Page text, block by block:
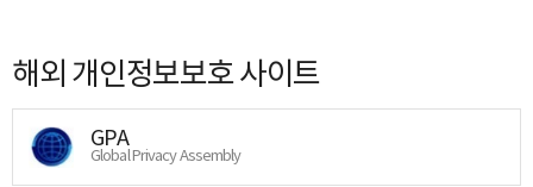
해외 개인정보보호 사이트
GPA
Global Privacy Assembly